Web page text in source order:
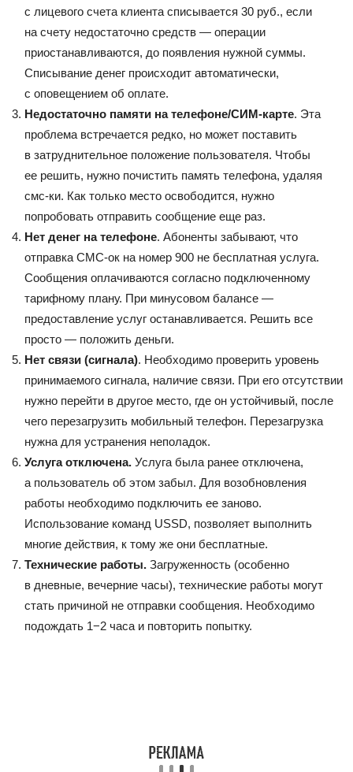
с лицевого счета клиента списывается 30 руб., если
на счету недостаточно средств — операции
приостанавливаются, до появления нужной суммы.
Списывание денег происходит автоматически,
с оповещением об оплате.
Недостаточно памяти на телефоне/СИМ-карте. Эта
проблема встречается редко, но может поставить
в затруднительное положение пользователя. Чтобы
ее решить, нужно почистить память телефона, удаляя
смс-ки. Как только место освободится, нужно
попробовать отправить сообщение еще раз.
Нет денег на телефоне. Абоненты забывают, что
отправка СМС-ок на номер 900 не бесплатная услуга.
Сообщения оплачиваются согласно подключенному
тарифному плану. При минусовом балансе —
предоставление услуг останавливается. Решить все
просто — положить деньги.
Нет связи (сигнала). Необходимо проверить уровень
принимаемого сигнала, наличие связи. При его отсутствии
нужно перейти в другое место, где он устойчивый, после
чего перезагрузить мобильный телефон. Перезагрузка
нужна для устранения неполадок.
Услуга отключена. Услуга была ранее отключена,
а пользователь об этом забыл. Для возобновления
работы необходимо подключить ее заново.
Использование команд USSD, позволяет выполнить
многие действия, к тому же они бесплатные.
Технические работы. Загруженность (особенно
в дневные, вечерние часы), технические работы могут
стать причиной не отправки сообщения. Необходимо
подождать 1−2 часа и повторить попытку.